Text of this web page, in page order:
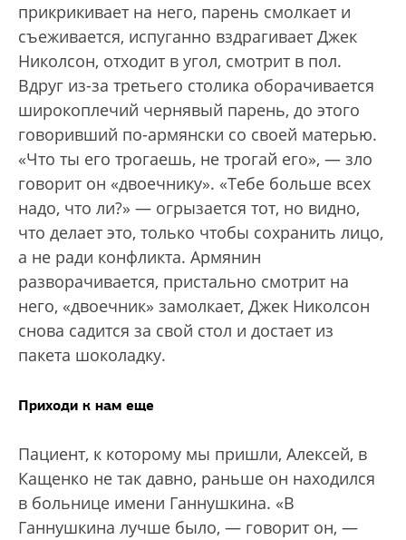
прикрикивает на него, парень смолкает и
съеживается, испуганно вздрагивает Джек
Николсон, отходит в угол, смотрит в пол.
Вдруг из-за третьего столика оборачивается
широкоплечий чернявый парень, до этого
говоривший по-армянски со своей матерью.
«Что ты его трогаешь, не трогай его», — зло
говорит он «двоечнику». «Тебе больше всех
надо, что ли?» — огрызается тот, но видно,
что делает это, только чтобы сохранить лицо,
а не ради конфликта. Армянин
разворачивается, пристально смотрит на
него, «двоечник» замолкает, Джек Николсон
снова садится за свой стол и достает из
пакета шоколадку.
Приходи к нам еще
Пациент, к которому мы пришли, Алексей, в
Кащенко не так давно, раньше он находился
в больнице имени Ганнушкина. «В
Ганнушкина лучше было, — говорит он, —